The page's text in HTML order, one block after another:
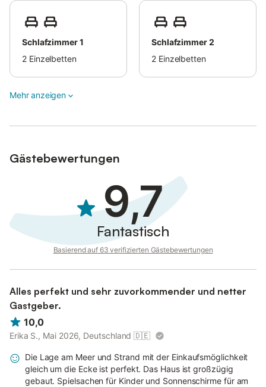
Schlafzimmer 1
2 Einzelbetten
Schlafzimmer 2
2 Einzelbetten
Mehr anzeigen
Gästebewertungen
9,7
Fantastisch
Basierend auf 63 verifizierten Gästebewertungen
Alles perfekt und sehr zuvorkommender und netter
Gastgeber.
10,0
Erika S., Mai 2026, Deutschland 🇩🇪
Die Lage am Meer und Strand mit der Einkaufsmöglichkeit
gleich um die Ecke ist perfekt. Das Haus ist großzügig
gebaut. Spielsachen für Kinder und Sonnenschirme für am